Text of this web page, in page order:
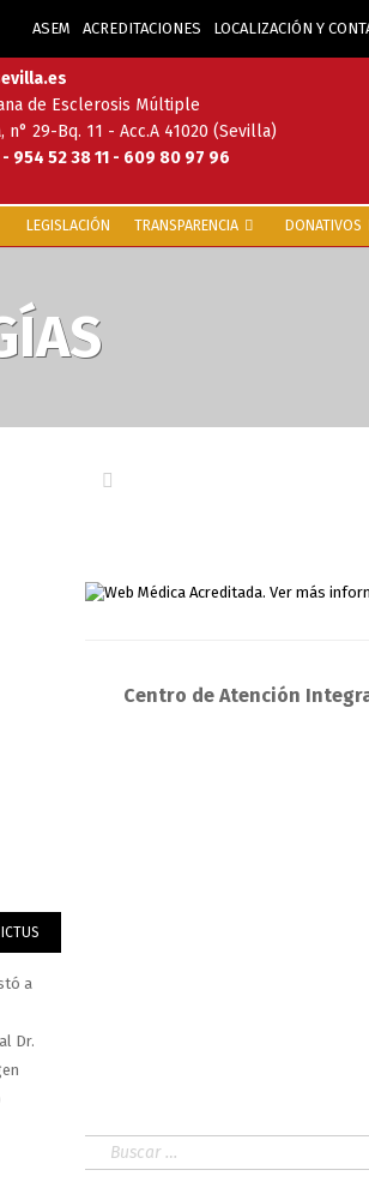
ASEM ACREDITACIONES LOCALIZACIÓN Y
de Esclerosis Múltiple
n° 29-Bq. 11 - Acc.A 41020 (Sevilla)
954 52 38 11 - 609 80 97 96
LEGISLACIÓN TRANSPARENCIA DONATIVOS
ICTUS
a
Dr.
Centro de Atención